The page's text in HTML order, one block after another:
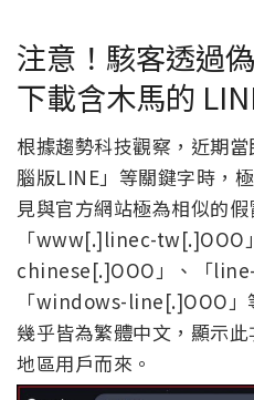
注意！駭客透過
下載含木馬的
根據趨勢科技觀察，近期
腦版LINE」等關鍵字時，
見與官方網站極為相似的
「www[.]linec-tw[.]OOO
chinese[.]OOO」、「
「windows-line[.]OOO」
幾乎皆為繁體中文，顯示
地區用戶而來。